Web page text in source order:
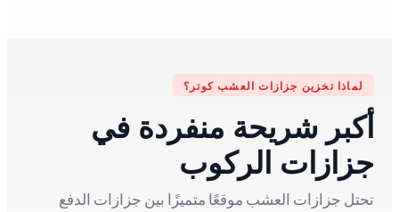
لماذا تخزين جزازات العشب كوتر؟
أكبر شريحة منفردة في
جزازات الركوب
تحتل جزازات العشب موقعًا متميزًا بين جزازات الدفع